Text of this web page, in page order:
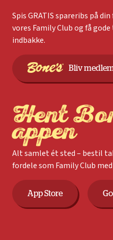
Spis GRATIS spareribs på
vores Family Club og få
indbakke.
Bliv
Hent
appen
Alt samlet ét sted – bestil
fordele som Family Club
App Store